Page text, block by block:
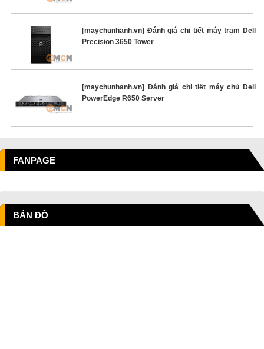
[maychunhanh.vn] Đánh giá chi tiết máy trạm Dell
Precision 3650 Tower
[maychunhanh.vn] Đánh giá chi tiết máy chủ Dell
PowerEdge R650 Server
FANPAGE
BẢN ĐỒ